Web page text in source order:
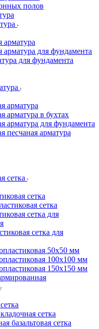
полов
арматура
арматура для фундамента
для фундамента
арматура
арматура в бухтах
арматура для фундамента
песчаная арматура
сетка
сетка
сетка
сетка для
сетка для
50x50 мм
100x100 мм
150x150 мм
сетка
базальтовая сетка